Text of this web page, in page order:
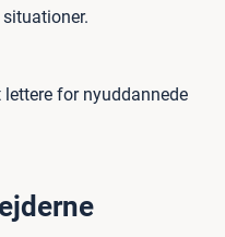
for nyuddannede